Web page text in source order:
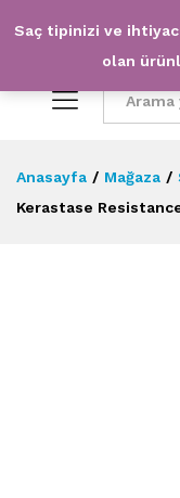
Anasayfa / Mağaza /
Kerastase
Saç tipinizi ve
olan